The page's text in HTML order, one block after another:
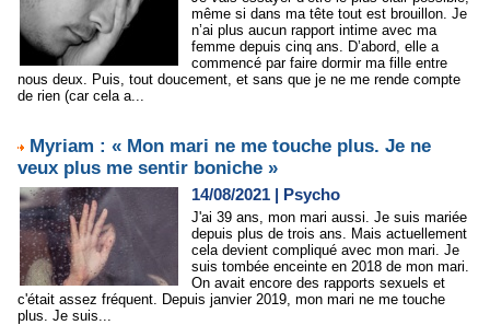
même si dans ma tête tout est brouillon. Je
n’ai plus aucun rapport intime avec ma
femme depuis cinq ans. D’abord, elle a
commencé par faire dormir ma fille entre
nous deux. Puis, tout doucement, et sans que je ne me rende compte
de rien (car cela a...
Myriam : « Mon mari ne me touche plus. Je ne
veux plus me sentir boniche »
14/08/2021 | Psycho
J'ai 39 ans, mon mari aussi. Je suis mariée
depuis plus de trois ans. Mais actuellement
cela devient compliqué avec mon mari. Je
suis tombée enceinte en 2018 de mon mari.
On avait encore des rapports sexuels et
c'était assez fréquent. Depuis janvier 2019, mon mari ne me touche
plus. Je suis...